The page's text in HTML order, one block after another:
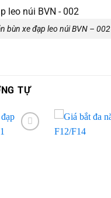
bùn xe đạp leo núi BVN – 002
TỰ